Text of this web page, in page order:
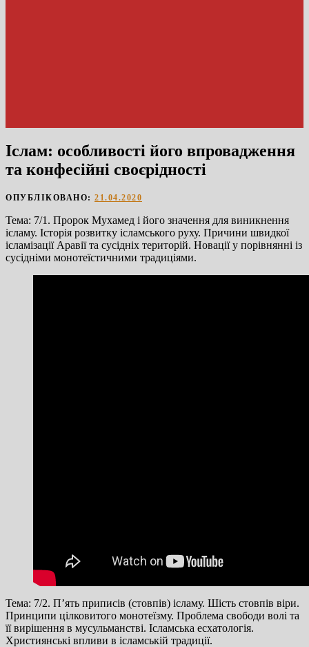
Іслам: особливості його впровадження
та конфесійні своєрідності
ОПУБЛІКОВАНО: 21.04.2020
Тема: 7/1. Пророк Мухамед і його значення для виникнення
ісламу. Історія розвитку ісламського руху. Причини швидкої
ісламізації Аравії та сусідніх територій. Новації у порівнянні із
сусідніми монотеїстичними традиціями.
Тема: 7/2. П’ять приписів (стовпів) ісламу. Шість стовпів віри.
Принципи цілковитого монотеїзму. Проблема свободи волі та
її вирішення в мусульманстві. Ісламська есхатологія.
Християнські впливи в ісламській традиції.